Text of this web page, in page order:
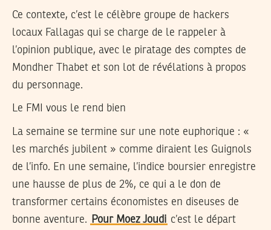
Ce contexte, c’est le célèbre groupe de hackers
locaux Fallagas qui se charge de le rappeler à
l’opinion publique, avec le piratage des comptes de
Mondher Thabet et son lot de révélations à propos
du personnage.
Le FMI vous le rend bien
La semaine se termine sur une note euphorique : «
les marchés jubilent » comme diraient les Guignols
de l’info. En une semaine, l’indice boursier enregistre
une hausse de plus de 2%, ce qui a le don de
transformer certains économistes en diseuses de
bonne aventure.
Pour Moez Joudi c’est le départ